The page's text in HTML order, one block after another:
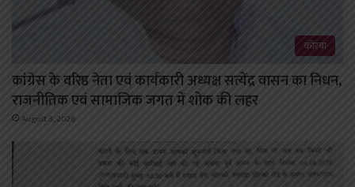
कोरबा
कांग्रेस के वरिष्ठ नेता एवं कार्यकारी अध्यक्ष सत्येंद्र वासन का निधन,
राजनीतिक एवं सामाजिक जगत में शोक की लहर
August 3, 2026